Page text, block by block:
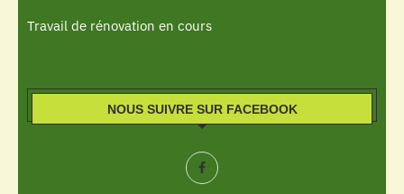
Travail de rénovation en cours
NOUS SUIVRE SUR FACEBOOK